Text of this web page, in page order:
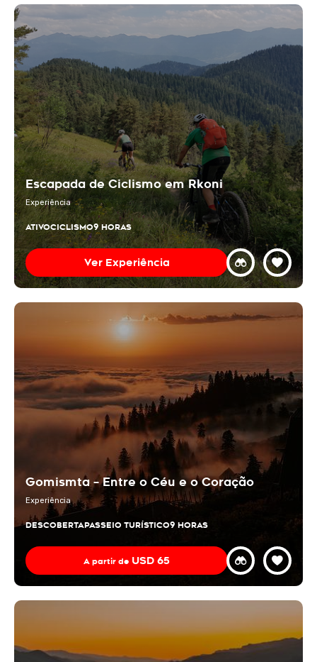
Escapada de Ciclismo em Rkoni
Experiência
ATIVOCICLISMO9 HORAS
Ver Experiência
Gomismta – Entre o Céu e o Coração
Experiência
DESCOBERTAPASSEIO TURÍSTICO9 HORAS
A partir de USD 65